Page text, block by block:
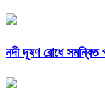
নদী দূষণ রোধে সমন্বিত